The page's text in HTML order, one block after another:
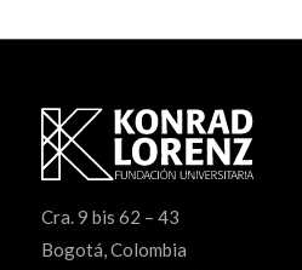
Cra. 9 bis 62 – 43
Bogotá, Colombia